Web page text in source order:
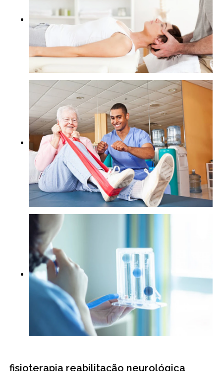
fisioterapia reabilitação neurológica